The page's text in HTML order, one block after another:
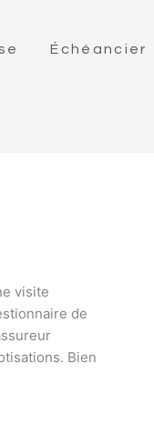
Échéancier
visite
de
Bien